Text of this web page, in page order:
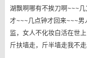
湖飘啊哪有不挨刀啊~~~
才~~~几点钟才回来~~~男
监，女人不化妆白活在世
斤扶墙走，斤半墙走我不走